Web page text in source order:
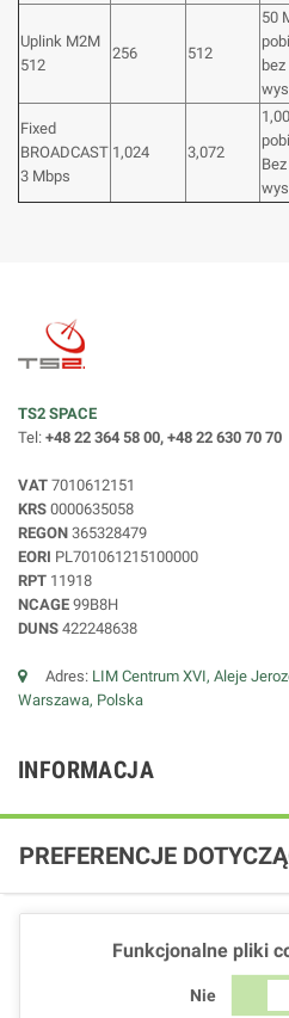
Uplink M2M
512
256 512
50
Fixed
BROADCAST
3 Mbps
1,024 3,072
TS2 SPACE
Tel: +48 22 364 58 00, +48 22 630 70 70
VAT 7010612151
KRS 0000635058
REGON 365328479
EORI PL701061215100000
RPT 11918
NCAGE 99B8H
DUNS 422248638
Adres: LIM Centrum XVI, Aleje
Warszawa, Polska
INFORMACJA
PREFERENCJE
Funkcjonalne pliki
Nie